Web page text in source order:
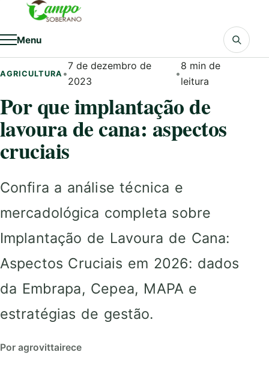
Pular para o conteúdo
Menu
AGRICULTURA •
7 de dezembro de
2023
•
8 min de
leitura
Por que implantação de
lavoura de cana: aspectos
cruciais
Confira a análise técnica e
mercadológica completa sobre
Implantação de Lavoura de Cana:
Aspectos Cruciais em 2026: dados
da Embrapa, Cepea, MAPA e
estratégias de gestão.
Por agrovittairece